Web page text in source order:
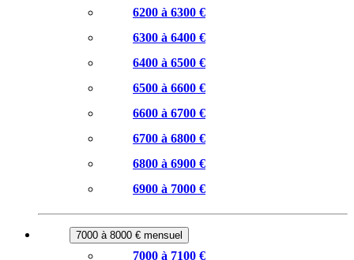
6200 à 6300 €
6300 à 6400 €
6400 à 6500 €
6500 à 6600 €
6600 à 6700 €
6700 à 6800 €
6800 à 6900 €
6900 à 7000 €
7000 à 8000 € mensuel
7000 à 7100 €